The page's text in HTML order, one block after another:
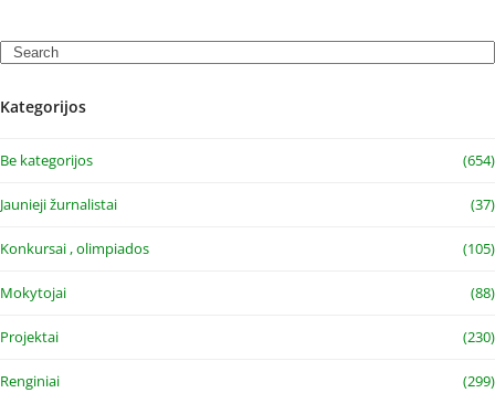
Search
Kategorijos
Be kategorijos (654)
Jaunieji žurnalistai (37)
Konkursai , olimpiados (105)
Mokytojai (88)
Projektai (230)
Renginiai (299)